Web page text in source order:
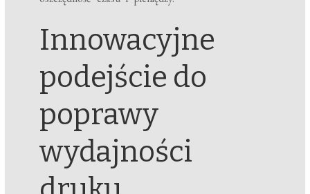
Innowacyjne
podejście do
poprawy
wydajności